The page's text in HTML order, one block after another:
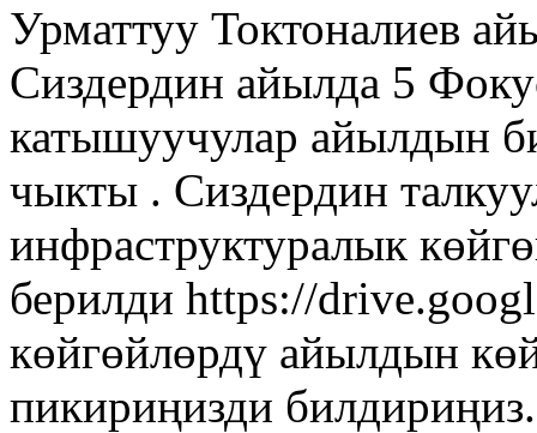
Урматтуу Токтоналиев
Сиздердин айылда 5
катышуучулар айылдын
чыкты . Сиздердин
инфраструктуралык
берилди https://
көйгөйлөрдү айылдын
пикириңизди билдириңиз.